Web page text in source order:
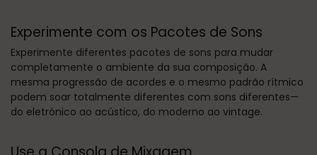
Experimente com os Pacotes de Sons
Experimente diferentes pacotes de sons para mudar
completamente o ambiente da sua composição. A
mesma progressão de acordes e o mesmo padrão rítmico
podem soar totalmente diferentes com sons diferentes—
do eletrónico ao acústico, do moderno ao vintage.